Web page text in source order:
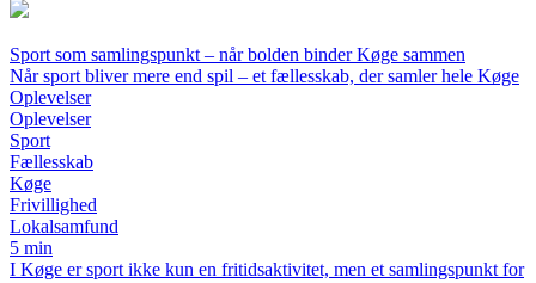
Sport som samlingspunkt – når bolden binder Køge sammen
Når sport bliver mere end spil – et fællesskab, der samler hele Køge
Oplevelser
Oplevelser
Sport
Fællesskab
Køge
Frivillighed
Lokalsamfund
5 min
I Køge er sport ikke kun en fritidsaktivitet, men et samlingspunkt for